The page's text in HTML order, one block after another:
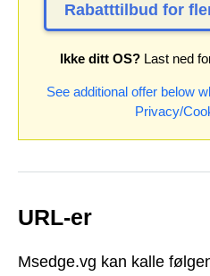
Rabatttilbud for
Ikke ditt OS? Last ned
See additional offer below
Privacy/
URL-er
Msedge.vg kan kalle